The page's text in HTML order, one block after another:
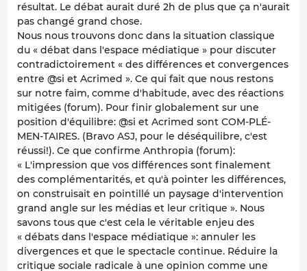
résultat. Le débat aurait duré 2h de plus que ça n'aurait
pas changé grand chose.
Nous nous trouvons donc dans la situation classique
du « débat dans l'espace médiatique » pour discuter
contradictoirement « des différences et convergences
entre @si et Acrimed ». Ce qui fait que nous restons
sur notre faim, comme d'habitude, avec des réactions
mitigées (forum). Pour finir globalement sur une
position d'équilibre: @si et Acrimed sont COM-PLÉ-
MEN-TAIRES. (Bravo ASJ, pour le déséquilibre, c'est
réussi!). Ce que confirme Anthropia (forum):
« L'impression que vos différences sont finalement
des complémentarités, et qu'à pointer les différences,
on construisait en pointillé un paysage d'intervention
grand angle sur les médias et leur critique ». Nous
savons tous que c'est cela le véritable enjeu des
« débats dans l'espace médiatique »: annuler les
divergences et que le spectacle continue. Réduire la
critique sociale radicale à une opinion comme une